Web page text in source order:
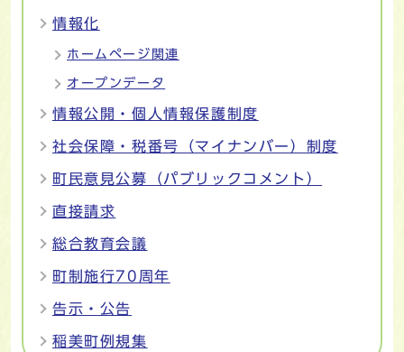
情報化
ホームページ関連
オープンデータ
情報公開・個人情報保護制度
社会保障・税番号（マイナンバー）制度
町民意見公募（パブリックコメント）
直接請求
総合教育会議
町制施行70周年
告示・公告
稲美町例規集